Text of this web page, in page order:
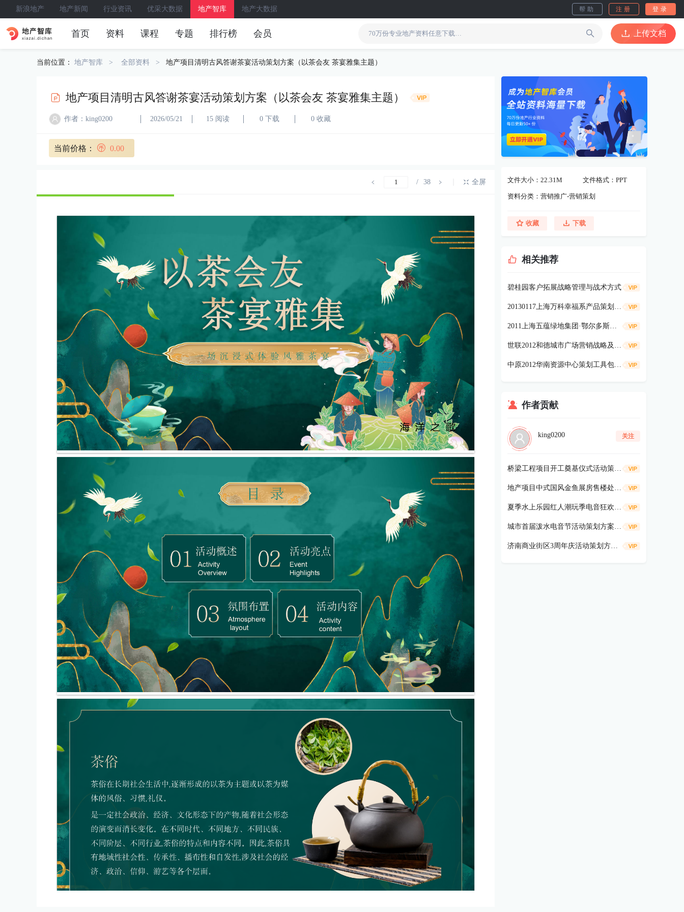
新浪地产 地产新闻 行业资讯 优采大数据 地产智库 地产大数据 帮助 注册 登录
首页 资料 课程 专题 排行榜 会员 上传文档
当前位置： 地产智库 全部资料 地产项目清明古风答谢茶宴活动策划方案（以茶会友 茶宴雅集主题）
地产项目清明古风答谢茶宴活动策划方案（以茶会友 茶宴雅集主题）
作者：king0200 2026/05/21 15 阅读 0 下载 0 收藏
当前价格： 0.00
/ 38 全屏 文件大小：22.31M 文件格式：PPT
资料分类：营销推广-营销策划
收藏 下载
相关推荐
碧桂园客户拓展战略管理与战术方式
20130117上海万科幸福系产品策划内容详细解读64p
2011上海五蕴绿地集团·鄂尔多斯巡展活动方案69p
世联2012和德城市广场营销战略及策略报告108P
中原2012华南资源中心策划工具包78P
作者贡献
king0200 关注
桥梁工程项目开工奠基仪式活动策划方案
地产项目中式国风金鱼展房售楼处示范区开放活动策划方案（遇鉴国风雅境时主题）
夏季水上乐园红人潮玩季电音狂欢活动策划方案
城市首届泼水电音节活动策划方案（盛夏狂欢 电音造浪主题）
济南商业街区3周年庆活动策划方案（共富热爱 不燃不3主题）